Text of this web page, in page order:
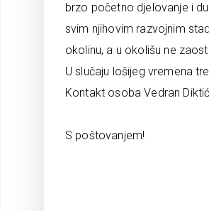
brzo početno djelovanje i
svim njihovim razvojnim
okolinu, a u okolišu ne
U slučaju lošijeg vremena
Kontakt osoba Vedran
S poštovanjem!